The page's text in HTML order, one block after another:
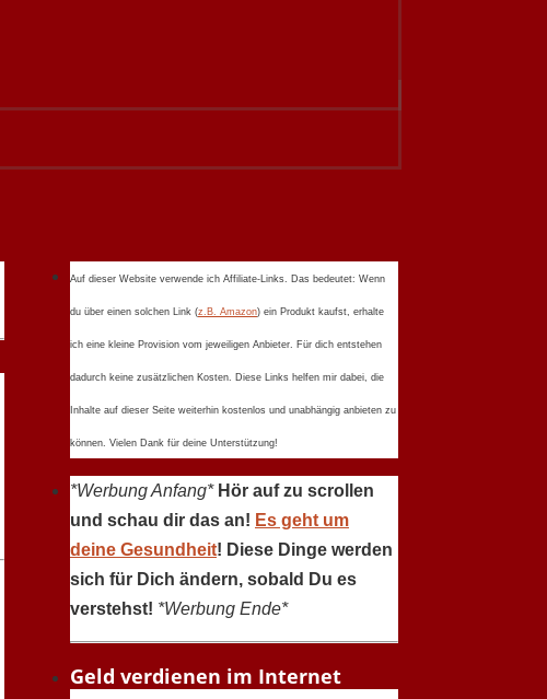
Auf dieser Website verwende ich Affiliate-Links. Das bedeutet: Wenn
du über einen solchen Link (z.B. Amazon) ein Produkt kaufst, erhalte
ich eine kleine Provision vom jeweiligen Anbieter. Für dich entstehen
dadurch keine zusätzlichen Kosten. Diese Links helfen mir dabei, die
Inhalte auf dieser Seite weiterhin kostenlos und unabhängig anbieten zu
können. Vielen Dank für deine Unterstützung!
*Werbung Anfang* Hör auf zu scrollen
und schau dir das an! Es geht um
deine Gesundheit! Diese Dinge werden
sich für Dich ändern, sobald Du es
verstehst! *Werbung Ende*
Geld verdienen im Internet